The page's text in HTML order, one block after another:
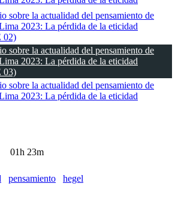
sobre la actualidad del pensamiento de
2023: La pérdida de la eticidad
02)
sobre la actualidad del pensamiento de
2023: La pérdida de la eticidad
03)
sobre la actualidad del pensamiento de
2023: La pérdida de la eticidad
01h 23m
pensamiento hegel